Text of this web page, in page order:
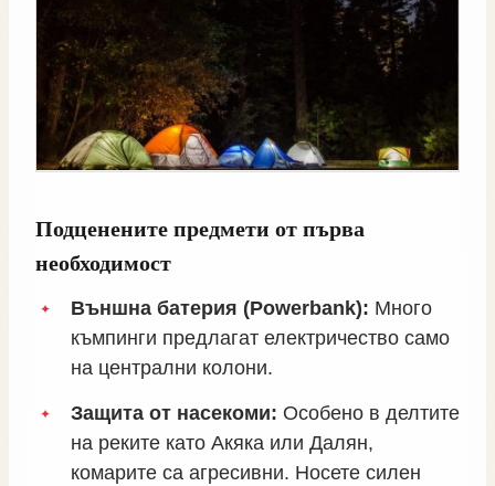
Подценените предмети от първа
необходимост
Външна батерия (Powerbank): Много
къмпинги предлагат електричество само
на централни колони.
Защита от насекоми: Особено в делтите
на реките като Акяка или Далян,
комарите са агресивни. Носете силен